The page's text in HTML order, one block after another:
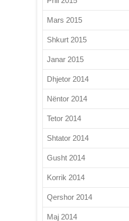
Mars 2015
Shkurt 2015
Janar 2015
Dhjetor 2014
Nëntor 2014
Tetor 2014
Shtator 2014
Gusht 2014
Korrik 2014
Qershor 2014
Maj 2014